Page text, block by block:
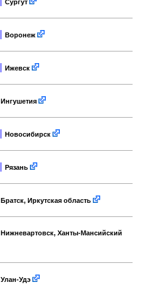
Сургут
Воронеж
Ижевск
Ингушетия
Новосибирск
Рязань
Братск, Иркутская область
Нижневартовск, Ханты-Мансийский
Улан-Удэ